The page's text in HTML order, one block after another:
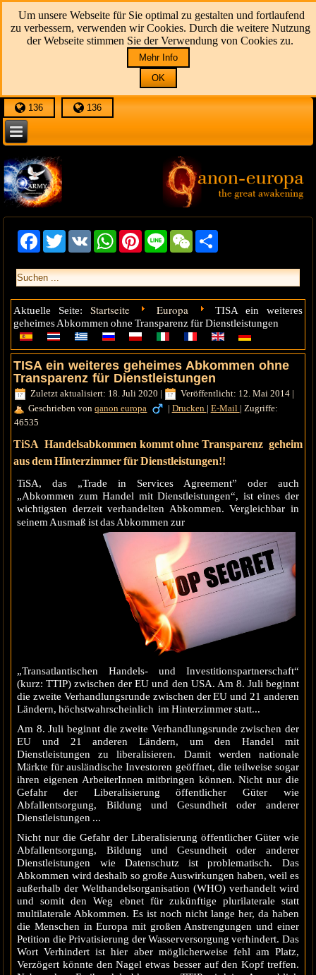
Um unsere Webseite für Sie optimal zu gestalten und fortlaufend
zu verbessern, verwenden wir Cookies. Durch die weitere Nutzung
der Webseite stimmen Sie der Verwendung von Cookies zu.
Mehr Info
OK
136 136
FacebookTwitterVK WhatsAppPinterest
Line WeChat
Aktuelle Seite: Startseite Europa
TISA ein weiteres
geheimes Abkommen ohne Transparenz für Dienstleistungen
TISA ein weiteres geheimes Abkommen ohne
Transparenz für Dienstleistungen
Zuletzt aktualisiert: 18. Juli 2020 | Veröffentlicht: 12. Mai 2014 |
Geschrieben vonqanon europa | Drucken | E-Mail | Zugriffe:
46535
TiSA Handelsabkommen kommt ohne Transparenz geheim
aus dem Hinterzimmer für Dienstleistungen!!
TiSA, das „Trade in Services Agreement” oder auch
„Abkommen zum Handel mit Dienstleistungen“, ist eines der
wichtigsten derzeit verhandelten Abkommen. Vergleichbar in
seinem Ausmaß ist das Abkommen zur
„Transatlantischen Handels- und Investitionspartnerschaft“
(kurz: TTIP) zwischen der EU und den USA. Am 8. Juli beginnt
die zweite Verhandlungsrunde zwischen der EU und 21 anderen
Ländern, höchstwahrscheinlich im Hinterzimmer statt...
Am 8. Juli beginnt die zweite Verhandlungsrunde zwischen der
EU und 21 anderen Ländern, um den Handel mit
Dienstleistungen zu liberalisieren. Damit werden nationale
Märkte für ausländische Investoren geöffnet, die teilweise sogar
ihren eigenen ArbeiterInnen mitbringen können. Nicht nur die
Gefahr der Liberalisierung öffentlicher Güter wie
Abfallentsorgung, Bildung und Gesundheit oder anderer
Dienstleistungen ...
Nicht nur die Gefahr der Liberalisierung öffentlicher Güter wie
Abfallentsorgung, Bildung und Gesundheit oder anderer
Dienstleistungen wie Datenschutz ist problematisch. Das
Abkommen wird deshalb so große Auswirkungen haben, weil es
außerhalb der Welthandelsorganisation (WHO) verhandelt wird
und somit den Weg ebnet für zukünftige plurilaterale statt
multilaterale Abkommen. Es ist noch nicht lange her, da haben
die Menschen in Europa mit großen Anstrengungen und einer
Petition die Privatisierung der Wasserversorgung verhindert. Das
Wort Verhindert ist hier aber möglicherweise fehl am Platz,
Verzögert könnte den Nagel etwas besser auf den Kopf treffen.